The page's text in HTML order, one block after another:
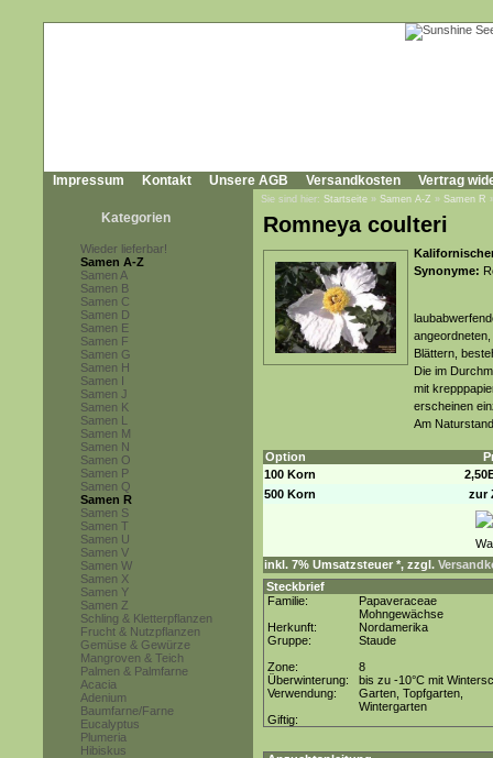
Impressum Kontakt Unsere AGB Versandkosten Vertrag
Kategorien
Wieder lieferbar!
Samen A-Z
Samen A
Samen B
Samen C
Samen D
Samen E
Samen F
Samen G
Samen H
Samen I
Samen J
Samen K
Samen L
Samen M
Samen N
Samen O
Samen P
Samen Q
Samen R
Samen S
Samen T
Samen U
Samen V
Samen W
Samen X
Samen Y
Samen Z
Schling & Kletterpflanzen
Frucht & Nutzpflanzen
Gemüse & Gewürze
Mangroven & Teich
Palmen & Palmfarne
Acacia
Adenium
Baumfarne/Farne
Eucalyptus
Plumeria
Hibiskus
Sie sind hier: Startseite » Samen A-Z » Samen R
Romneya coulteri
Synonyme:
Blättern,
Die im
mit
erscheinen
Am
Option
100 Korn
500 Korn
zur
inkl. 7% Umsatzsteuer *, zzgl.
Steckbrief
Familie:
Papaveraceae
Mohngewächse
Herkunft:
Nordamerika
Gruppe:
Staude
Zone:
8
Überwinterung:
bis zu -10°C mit
Verwendung:
Garten, Topfgarten,
Wintergarten
Giftig: